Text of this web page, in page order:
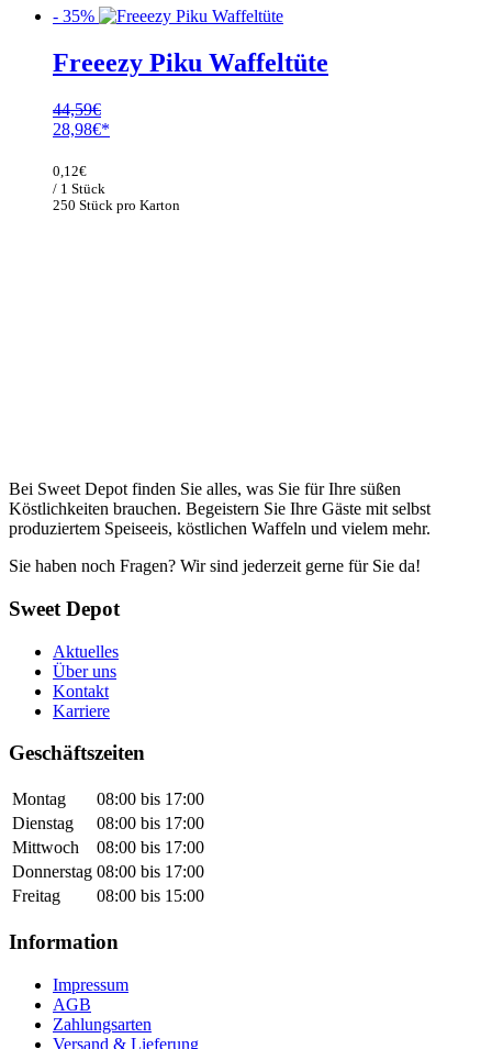
- 35%
Freeezy Piku Waffeltüte
44,59€
Ursprünglicher
war:
44,59€
28,98€
250 Stück pro Karton
0,12€
/ 1 Stück
Bei Sweet Depot finden Sie alles, was Sie für Ihre süßen
Köstlichkeiten brauchen. Begeistern Sie Ihre Gäste mit selbst
produziertem Speiseeis, köstlichen Waffeln und vielem mehr.
Sie haben noch Fragen? Wir sind jederzeit gerne für Sie da!
Sweet Depot
Aktuelles
Über uns
Kontakt
Karriere
Geschäftszeiten
Montag
08:00 bis 17:00
Dienstag
08:00 bis 17:00
Mittwoch
08:00 bis 17:00
Donnerstag 08:00 bis 17:00
Freitag
08:00 bis 15:00
Information
Impressum
AGB
Zahlungsarten
Versand & Lieferung